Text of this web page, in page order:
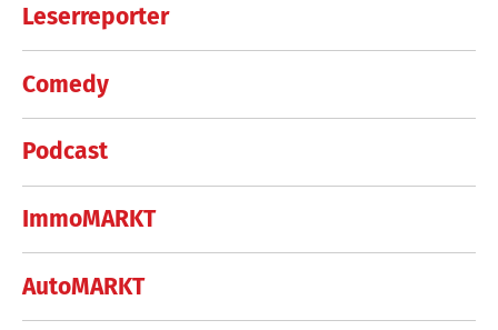
Leserreporter
Comedy
Podcast
ImmoMARKT
AutoMARKT